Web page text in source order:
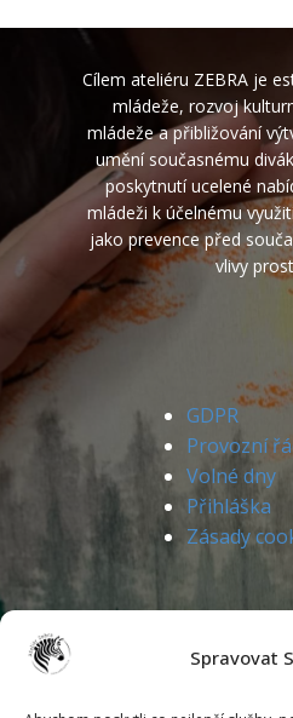
Spravovat
Cílem ateliéru ZEBRA je
mládeže, rozvoj
mládeže a přibližování
umění současnému
poskytnutí ucelené
mládeži k účelnému
jako prevence před
vlivy
GDPR
Provozní
Volné dny
Přihláška
Zásady